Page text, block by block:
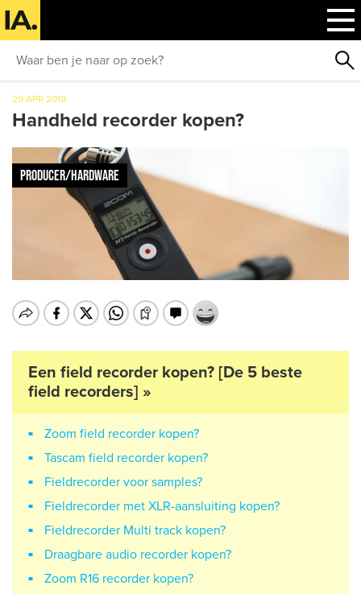
29 APR 2019
Handheld recorder kopen?
PRODUCER/HARDWARE
Een field recorder kopen? [De 5 beste
field recorders] »
Zoom field recorder kopen?
Tascam field recorder kopen?
Fieldrecorder voor samples?
Fieldrecorder met XLR-aansluiting kopen?
Fieldrecorder Multi track kopen?
Draagbare audio recorder kopen?
Zoom R16 recorder kopen?